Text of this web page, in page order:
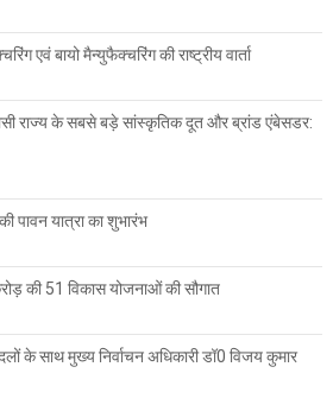
एवं बायो मैन्युफैक्चरिंग की राष्ट्रीय वार्ता
राज्य के सबसे बड़े सांस्कृतिक दूत और ब्रांड एंबेसडर:
पावन यात्रा का शुभारंभ
की 51 विकास योजनाओं की सौगात
के साथ मुख्य निर्वाचन अधिकारी डॉ0 विजय कुमार